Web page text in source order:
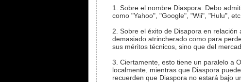
1. Sobre el nombre Diaspora: Debo
como "Yahoo", "Google", "Wii", "Hulu",
2. Sobre el éxito de Disapora en
demasiado atrincherado como para
sus méritos técnicos, sino que del
3. Ciertamente, esto tiene un paralelo a
localmente, mientras que Diaspora
recuerden que Diaspora no estará bajo